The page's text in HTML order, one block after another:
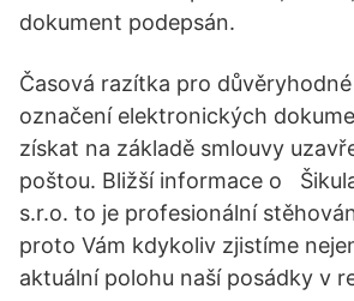
dokument podepsán.
Časová razítka pro
označení elektronických
získat na základě smlouvy
poštou. Bližší informace o
s.r.o. to je profesionální
proto Vám kdykoliv zjistíme
aktuální polohu naší posádky v